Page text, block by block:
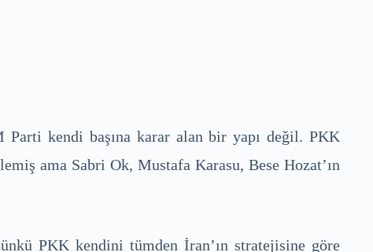
Parti kendi başına karar alan bir yapı değil. PKK
ama Sabri Ok, Mustafa Karasu, Bese Hozat’ın
PKK kendini tümden İran’ın stratejisine göre